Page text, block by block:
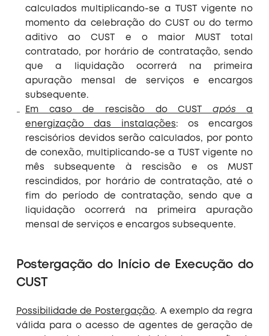
calculados multiplicando-se a TUST vigente no
momento da celebração do CUST ou do termo
aditivo ao CUST e o maior MUST total
contratado, por horário de contratação, sendo
que a liquidação ocorrerá na primeira
apuração mensal de serviços e encargos
subsequente.
Em caso de rescisão do CUST apósa
energização das instalações: os encargos
rescisórios devidos serão calculados, por ponto
de conexão, multiplicando-se a TUST vigente no
mês subsequente à rescisão e os MUST
rescindidos, por horário de contratação, até o
fim do período de contratação, sendo que a
liquidação ocorrerá na primeira apuração
mensal de serviços e encargos subsequente.
Postergação do Início de Execução do
CUST
Possibilidade de Postergação. A exemplo da regra
válida para o acesso de agentes de geração de